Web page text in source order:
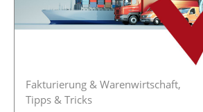
Fakturierung & Warenwirtschaft,
Tipps & Tricks